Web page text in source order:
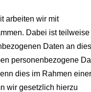
arbeiten wir mit
Dabei ist teilweise
Daten an
personenbezogene
dies im Rahmen einer
wir gesetzlich hierzu